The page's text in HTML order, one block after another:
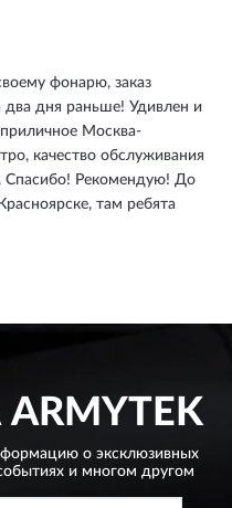
фонарю, заказ
два дня раньше! Удивлен и
Москва-
качество обслуживания
Спасибо! Рекомендую! До
там ребята
ARMYTEK
о эксклюзивных
и многом другом